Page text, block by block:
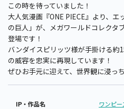
この時を待っていました！
大人気漫画『ONE PIECE』より、
の巨人」が、メガワールドコレクタ
登場です！
バンダイスピリッツ様が手掛ける約
の威容を忠実に再現しています！
ぜひお手元に迎えて、世界観に浸っ
IP・作品名 ワンピー